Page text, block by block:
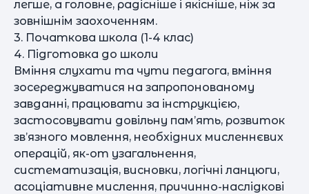
легше, а головне, радісніше і якісніше, ніж за
зовнішнім заохоченням.
3. Початкова школа (1-4 клас)
4. Підготовка до школи
Вміння слухати та чути педагога, вміння
зосереджуватися на запропонованому
завданні, працювати за інструкцією,
застосовувати довільну пам’ять, розвиток
зв’язного мовлення, необхідних мисленнєвих
операцій, як-от узагальнення,
систематизація, висновки, логічні ланцюги,
асоціативне мислення, причинно-наслідкові